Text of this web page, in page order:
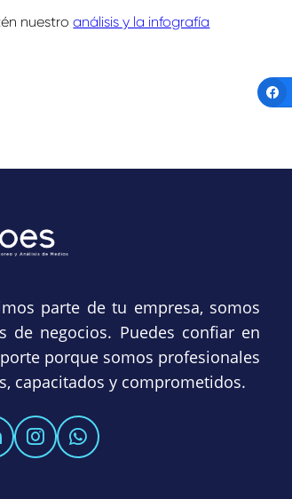
nuestroanálisis y la infografía
parte de tu empresa, somos
de negocios. Puedes confiar en
porque somos profesionales
capacitados y comprometidos.